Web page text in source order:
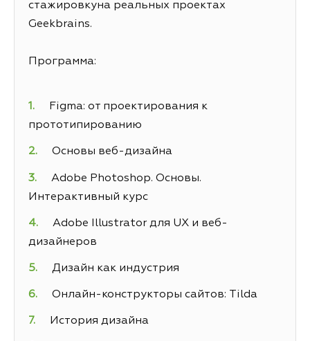
стажировкуна реальных проектах
Geekbrains.
Программа:
Figma: от проектирования к
прототипированию
Основы веб-дизайна
Adobe Photoshop. Основы.
Интерактивный курс
Adobe Illustrator для UX и веб-
дизайнеров
Дизайн как индустрия
Онлайн-конструкторы сайтов: Tilda
История дизайна